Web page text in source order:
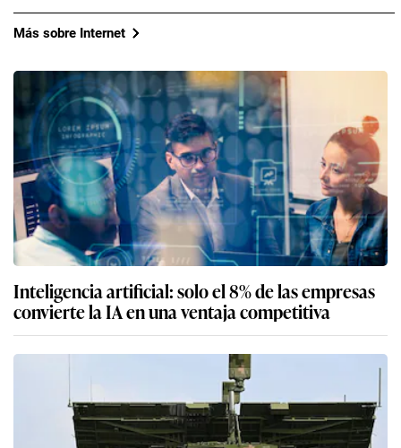
Más sobre Internet
Inteligencia artificial: solo el 8% de las empresas
convierte la IA en una ventaja competitiva